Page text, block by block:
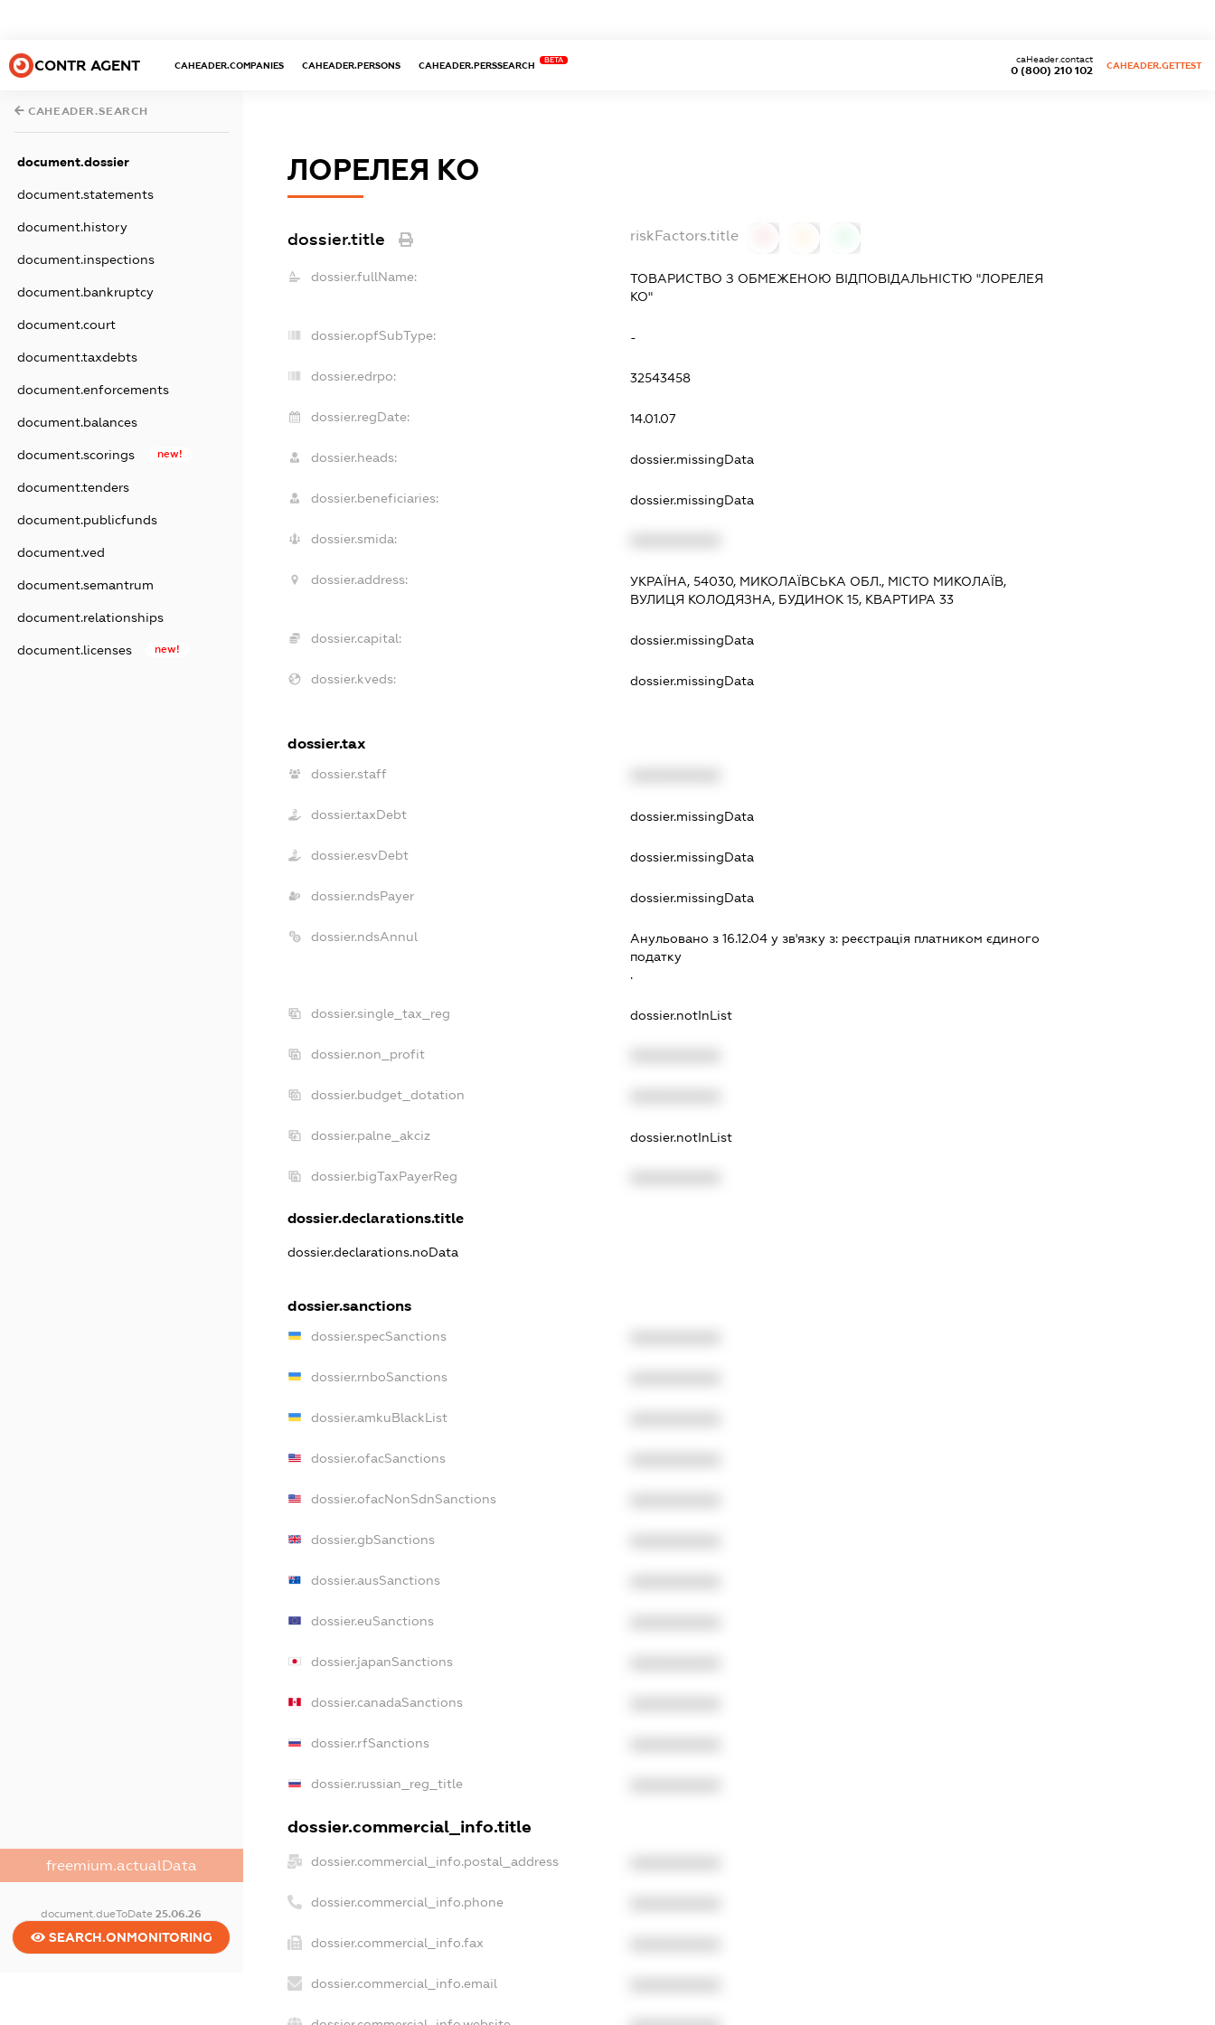
CONTR AGENT CAHEADER.COMPANIES CAHEADER.PERSONS CAHEADER.PERSSEARCH
BETA
0 (800) 210 102
caHeader.contact
CAHEADER.GETTEST
CAHEADER.SEARCH
document.dossier
document.statements
document.history
document.inspections
document.bankruptcy
document.court
document.taxdebts
document.enforcements
document.balances
document.scorings new!
document.tenders
document.publicfunds
document.ved
document.semantrum
document.relationships
document.licenses new!
freemium.actualData
document.dueToDate25.06.26
SEARCH.ONMONITORING
ЛОРЕЛЕЯ КО
dossier.title riskFactors.title
dossier.fullName:
ТОВАРИСТВО З ОБМЕЖЕНОЮ ВІДПОВІДАЛЬНІСТЮ "ЛОРЕЛЕЯ
КО"
dossier.opfSubType: -
dossier.edrpo: 32543458
dossier.regDate: 14.01.07
dossier.heads: dossier.missingData
dossier.beneficiaries: dossier.missingData
dossier.smida:
dossier.address:
УКРАЇНА, 54030, МИКОЛАЇВСЬКА ОБЛ., МІСТО МИКОЛАЇВ,
ВУЛИЦЯ КОЛОДЯЗНА, БУДИНОК 15, КВАРТИРА 33
dossier.capital: dossier.missingData
dossier.kveds: dossier.missingData
dossier.tax
dossier.staff
dossier.taxDebt dossier.missingData
dossier.esvDebt dossier.missingData
dossier.ndsPayer dossier.missingData
dossier.ndsAnnul Анульовано з 16.12.04 у зв'язку з: реєстрацiя платником єдиного
податку
.
dossier.single_tax_reg dossier.notInList
dossier.non_profit
dossier.budget_dotation
dossier.palne_akciz dossier.notInList
dossier.bigTaxPayerReg
dossier.declarations.title
dossier.declarations.noData
dossier.sanctions
dossier.specSanctions
dossier.rnboSanctions
dossier.amkuBlackList
dossier.ofacSanctions
dossier.ofacNonSdnSanctions
dossier.gbSanctions
dossier.ausSanctions
dossier.euSanctions
dossier.japanSanctions
dossier.canadaSanctions
dossier.rfSanctions
dossier.russian_reg_title
dossier.commercial_info.title
dossier.commercial_info.postal_address
dossier.commercial_info.phone
dossier.commercial_info.fax
dossier.commercial_info.email